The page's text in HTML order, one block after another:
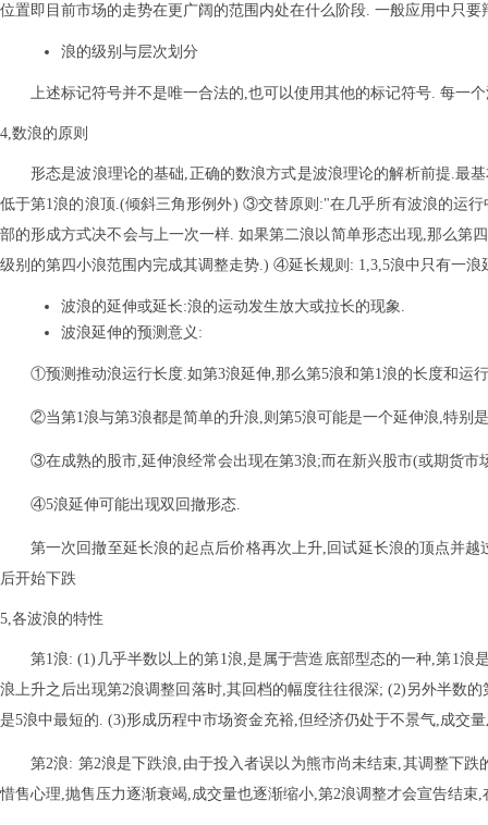
位置即目前市场的走势在更广阔的范围内处在什么阶段. 一般应用中只要
浪的级别与层次划分
上述标记符号并不是唯一合法的,也可以使用其他的标记符号. 每
4,数浪的原则
形态是波浪理论的基础,正确的数浪方式是波浪理论的解析前提.
低于第1浪的浪顶.(倾斜三角形例外) ③交替原则:"在几乎所有波浪的运
部的形成方式决不会与上一次一样. 如果第二浪以简单形态出现,那么第
级别的第四小浪范围内完成其调整走势.) ④延长规则: 1,3,5浪中只有一
波浪的延伸或延长:浪的运动发生放大或拉长的现象.
波浪延伸的预测意义:
①预测推动浪运行长度.如第3浪延伸,那么第5浪和第1浪的长度和运
②当第1浪与第3浪都是简单的升浪,则第5浪可能是一个延伸浪,特别
③在成熟的股市,延伸浪经常会出现在第3浪;而在新兴股市(或期货市
④5浪延伸可能出现双回撤形态.
第一次回撤至延长浪的起点后价格再次上升,回试延长浪的顶点并
后开始下跌
5,各波浪的特性
第1浪: (1)几乎半数以上的第1浪,是属于营造底部型态的一种,第1
浪上升之后出现第2浪调整回落时,其回档的幅度往往很深; (2)另外半数
是5浪中最短的. (3)形成历程中市场资金充裕,但经济仍处于不景气,成交
第2浪: 第2浪是下跌浪,由于投入者误以为熊市尚未结束,其调整下
惜售心理,抛售压力逐渐衰竭,成交量也逐渐缩小,第2浪调整才会宣告结